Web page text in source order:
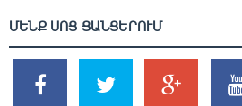
ՄԵՆՔ ՍՈՑ ՑԱՆՑԵՐՈՒՄ
2k
SHARES
1.5k
TWEETS
203
SHARES